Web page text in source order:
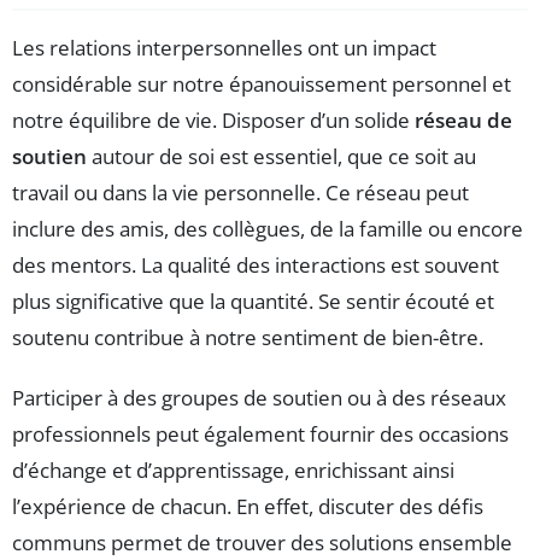
Les relations interpersonnelles ont un impact
considérable sur notre épanouissement personnel et
notre équilibre de vie. Disposer d’un solide réseau de
soutien autour de soi est essentiel, que ce soit au
travail ou dans la vie personnelle. Ce réseau peut
inclure des amis, des collègues, de la famille ou encore
des mentors. La qualité des interactions est souvent
plus significative que la quantité. Se sentir écouté et
soutenu contribue à notre sentiment de bien-être.
Participer à des groupes de soutien ou à des réseaux
professionnels peut également fournir des occasions
d’échange et d’apprentissage, enrichissant ainsi
l’expérience de chacun. En effet, discuter des défis
communs permet de trouver des solutions ensemble